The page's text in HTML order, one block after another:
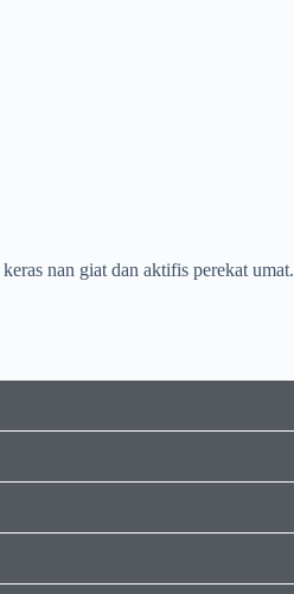
nan giat dan aktifis perekat umat.